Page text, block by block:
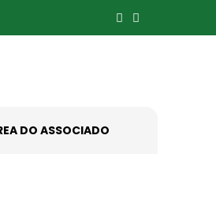
DO ASSOCIADO